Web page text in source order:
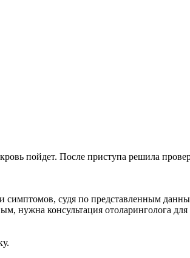
пойдет. После приступа решила
судя по представленным
нужна консультация отоларинголога